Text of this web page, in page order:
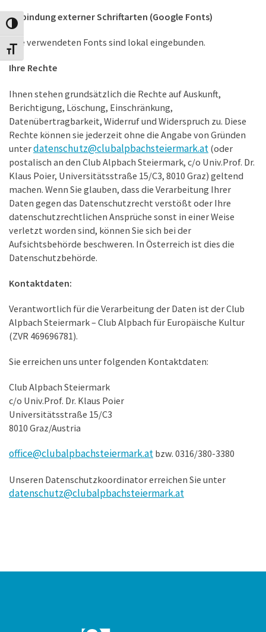
Toggle High Contrast
Toggle Font size
Einbindung externer Schriftarten (Google Fonts)
Alle verwendeten Fonts sind lokal eingebunden.
Ihre Rechte
Ihnen stehen grundsätzlich die Rechte auf Auskunft,
Berichtigung, Löschung, Einschränkung,
Datenübertragbarkeit, Widerruf und Widerspruch zu. Diese
Rechte können sie jederzeit ohne die Angabe von Gründen
unterdatenschutz@clubalpbachsteiermark.at (oder
postalisch an den Club Alpbach Steiermark, c/o Univ.Prof. Dr.
Klaus Poier, Universitätsstraße 15/C3, 8010 Graz) geltend
machen. Wenn Sie glauben, dass die Verarbeitung Ihrer
Daten gegen das Datenschutzrecht verstößt oder Ihre
datenschutzrechtlichen Ansprüche sonst in einer Weise
verletzt worden sind, können Sie sich bei der
Aufsichtsbehörde beschweren. In Österreich ist dies die
Datenschutzbehörde.
Kontaktdaten:
Verantwortlich für die Verarbeitung der Daten ist der Club
Alpbach Steiermark – Club Alpbach für Europäische Kultur
(ZVR 469696781).
Sie erreichen uns unter folgenden Kontaktdaten:
Club Alpbach Steiermark
c/o Univ.Prof. Dr. Klaus Poier
Universitätsstraße 15/C3
8010 Graz/Austria
office@clubalpbachsteiermark.at bzw. 0316/380-3380
Unseren Datenschutzkoordinator erreichen Sie unter
datenschutz@clubalpbachsteiermark.at